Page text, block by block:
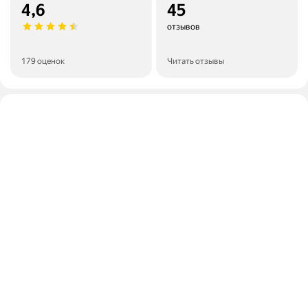
4,6
179 оценок
45
отзывов
Читать отзывы